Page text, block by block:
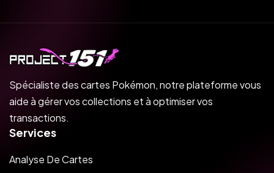
Spécialiste des cartes Pokémon, notre plateforme vous
aide à gérer vos collections et à optimiser vos
transactions.
Services
Analyse De Cartes